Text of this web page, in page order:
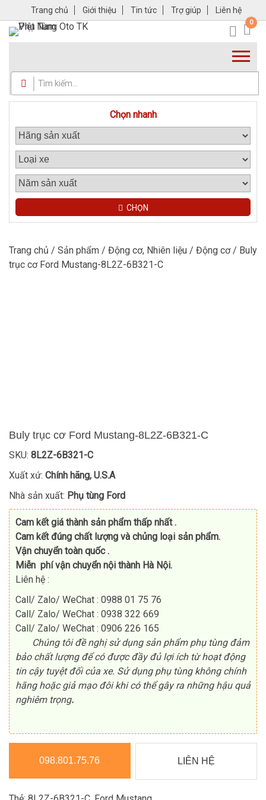
Trang chủ Giới thiệu Tin tức Trợ giúp Liên hệ
0
Chọn nhanh
CHỌN
Trang chủ / Sản phẩm / Động cơ, Nhiên liệu / Động cơ/ Buly
trục cơ Ford Mustang-8L2Z-6B321-C
Buly trục cơ Ford Mustang-8L2Z-6B321-C
SKU: 8L2Z-6B321-C
Xuất xứ: Chính hãng, U.S.A
Nhà sản xuất: Phụ tùng Ford
Cam kết giá thành sản phẩm thấp nhất .
Cam kết đúng chất lượng và chủng loại sản phẩm.
Vận chuyển toàn quốc .
Miễn phí vận chuyển nội thành Hà Nội.
Liên hệ :
Call/ Zalo/ WeChat : 0988 01 75 76
Call/ Zalo/ WeChat : 0938 322 669
Call/ Zalo/ WeChat : 0906 226 165
Chúng tôi đề nghị sử dụng sản phẩm phụ tùng đảm
bảo chất lượng để có được đầy đủ lợi ích từ hoạt động
tin cậy tuyệt đối của xe. Sử dụng phụ tùng không chính
hãng hoặc giả mạo đôi khi có thể gây ra những hậu quả
nghiêm trọng.
098.801.75.76 LIÊN HỆ